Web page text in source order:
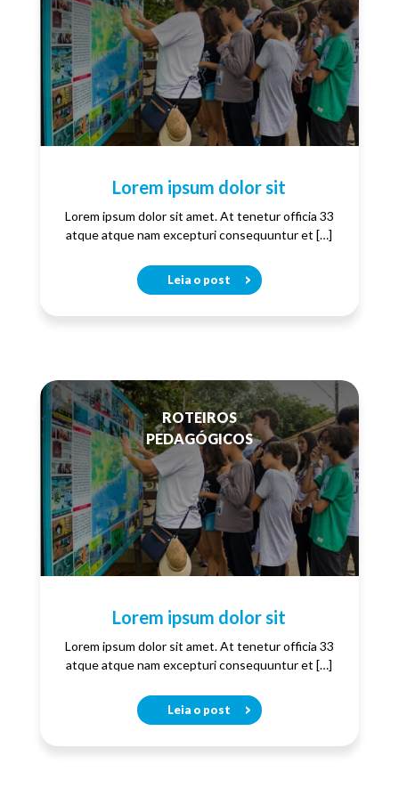
Lorem ipsum dolor sit
Lorem ipsum dolor sit amet. At tenetur officia 33
atque atque nam excepturi consequuntur et […]
Leia o post
ROTEIROS
PEDAGÓGICOS
Lorem ipsum dolor sit
Lorem ipsum dolor sit amet. At tenetur officia 33
atque atque nam excepturi consequuntur et […]
Leia o post